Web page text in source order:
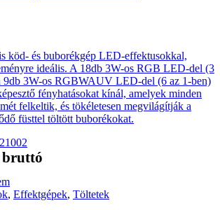
köd- és buborékgép LED-effektusokkal,
ideális. A 18db 3W-os RGB LED-del (3
9db 3W-os RGBWAUV LED-del (6 az 1-ben)
fényhatásokat kínál, amelyek minden
felkeltik, és tökéletesen megvilágítják a
füsttel töltött buborékokat.
bruttó
, Effektgépek, Töltetek